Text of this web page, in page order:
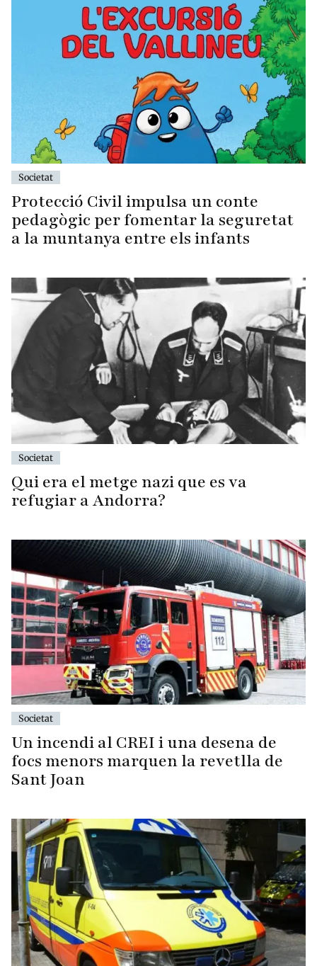
Societat
Protecció Civil impulsa un conte
pedagògic per fomentar la seguretat
a la muntanya entre els infants
Societat
Qui era el metge nazi que es va
refugiar a Andorra?
Societat
Un incendi al CREI i una desena de
focs menors marquen la revetlla de
Sant Joan